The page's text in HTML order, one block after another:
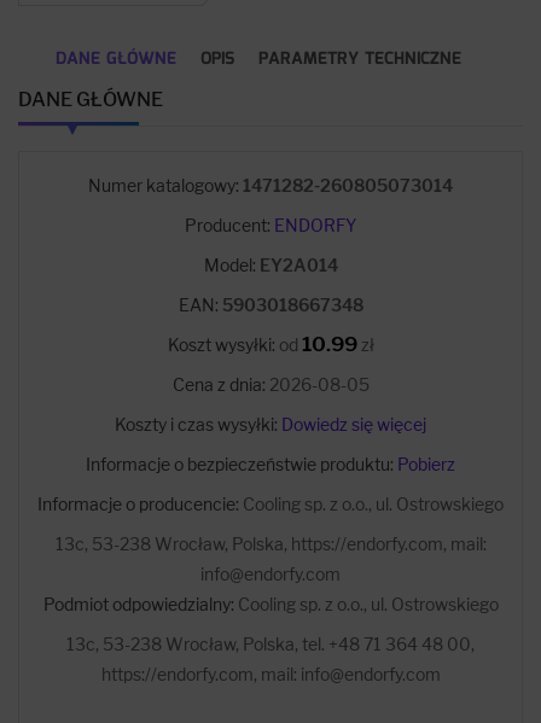
DANE GŁÓWNE OPIS PARAMETRY TECHNICZNE
DANE GŁÓWNE
Numer katalogowy: 1471282-260805073014
Producent: ENDORFY
Model: EY2A014
EAN: 5903018667348
Koszt wysyłki: od 10.99zł
Cena z dnia: 2026-08-05
Koszty i czas wysyłki: Dowiedz się więcej
Informacje o bezpieczeństwie produktu: Pobierz
Informacje o producencie: Cooling sp. z o.o., ul. Ostrowskiego
13c, 53-238 Wrocław, Polska, https://endorfy.com, mail:
info@endorfy.com
Podmiot odpowiedzialny: Cooling sp. z o.o., ul. Ostrowskiego
13c, 53-238 Wrocław, Polska, tel. +48 71 364 48 00,
https://endorfy.com, mail: info@endorfy.com